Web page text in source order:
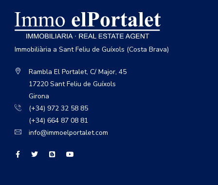
Immobiliària a Sant Feliu de Guíxols (Costa Brava)
Rambla El Portalet, C/ Major, 45
17220 Sant Feliu de Guíxols
Girona
(+34) 972 32 58 85
(+34) 664 87 08 81
info@immoelportalet.com